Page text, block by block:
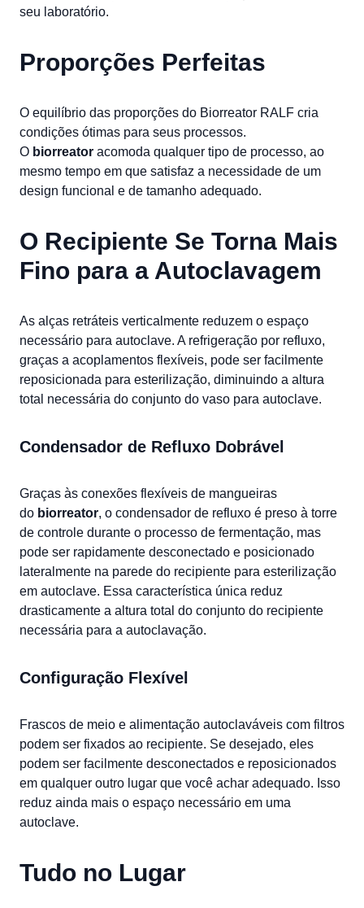
seu laboratório.
Proporções Perfeitas
O equilíbrio das proporções do Biorreator RALF cria
condições ótimas para seus processos.
O biorreator acomoda qualquer tipo de processo, ao
mesmo tempo em que satisfaz a necessidade de um
design funcional e de tamanho adequado.
O Recipiente Se Torna Mais
Fino para a Autoclavagem
As alças retráteis verticalmente reduzem o espaço
necessário para autoclave. A refrigeração por refluxo,
graças a acoplamentos flexíveis, pode ser facilmente
reposicionada para esterilização, diminuindo a altura
total necessária do conjunto do vaso para autoclave.
Condensador de Refluxo Dobrável
Graças às conexões flexíveis de mangueiras
do biorreator, o condensador de refluxo é preso à torre
de controle durante o processo de fermentação, mas
pode ser rapidamente desconectado e posicionado
lateralmente na parede do recipiente para esterilização
em autoclave. Essa característica única reduz
drasticamente a altura total do conjunto do recipiente
necessária para a autoclavação.
Configuração Flexível
Frascos de meio e alimentação autoclaváveis com filtros
podem ser fixados ao recipiente. Se desejado, eles
podem ser facilmente desconectados e reposicionados
em qualquer outro lugar que você achar adequado. Isso
reduz ainda mais o espaço necessário em uma
autoclave.
Tudo no Lugar